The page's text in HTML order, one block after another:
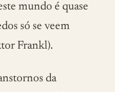
mundo é quase
só se veem
Frankl).
da